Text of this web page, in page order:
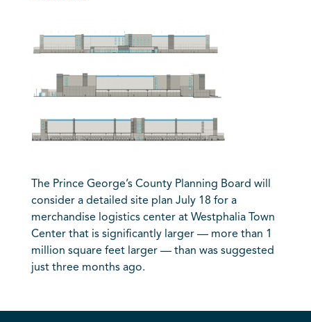
The Prince George’s County Planning Board will
consider a detailed site plan July 18 for a
merchandise logistics center at Westphalia Town
Center that is significantly larger — more than 1
million square feet larger — than was suggested
just three months ago.